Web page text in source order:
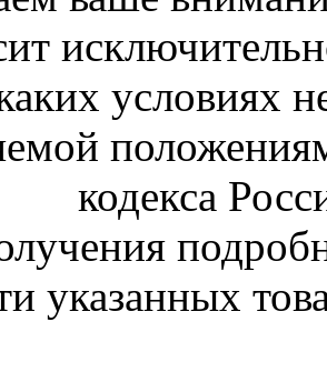
условиях
кодекса
указанных